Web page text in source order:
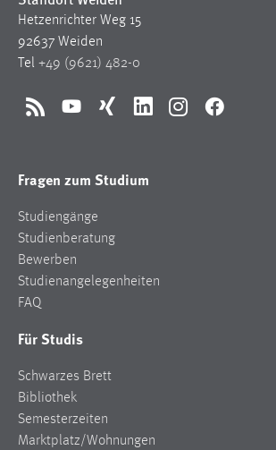
Hetzenrichter Weg 15
92637 Weiden
Tel +49 (9621) 482-0
RSS YouTubeXing LinkedInInstagramFacebook
Fragen zum Studium
Studiengänge
Studienberatung
Bewerben
Studienangelegenheiten
FAQ
Für Studis
Schwarzes Brett
Bibliothek
Semesterzeiten
Marktplatz/Wohnungen